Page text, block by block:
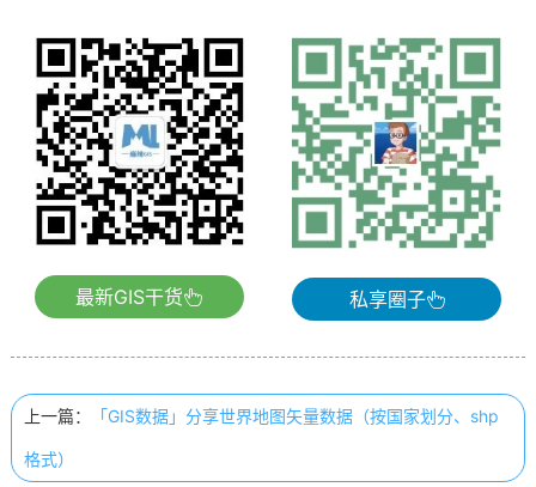
最新GIS干货 私享圈子
上一篇： 「GIS数据」分享世界地图矢量数据（按国家划分、shp
格式）